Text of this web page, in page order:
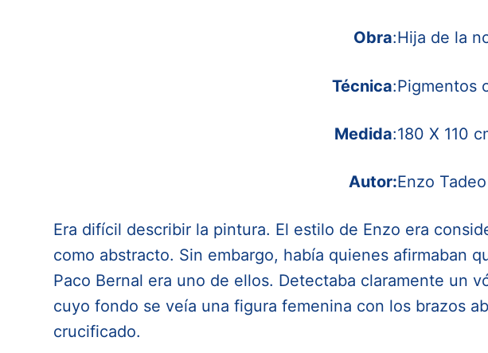
Obra:Hija de la
Técnica:Pigmentos
Medida:180 X 110
Autor:Enzo Tadeo
Era difícil describir la pintura. El estilo de Enzo era
como abstracto. Sin embargo, había quienes afirmaban
Paco Bernal era uno de ellos. Detectaba claramente un
cuyo fondo se veía una figura femenina con los brazos
crucificado.